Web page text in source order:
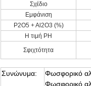
Σχέδιο
Εμφάνιση
P2O5 + Al2O3 (%)
Η τιμή PH
Σφιχτότητα
Συνώνυμα:
Φωσφορικό
Φωσφορικό